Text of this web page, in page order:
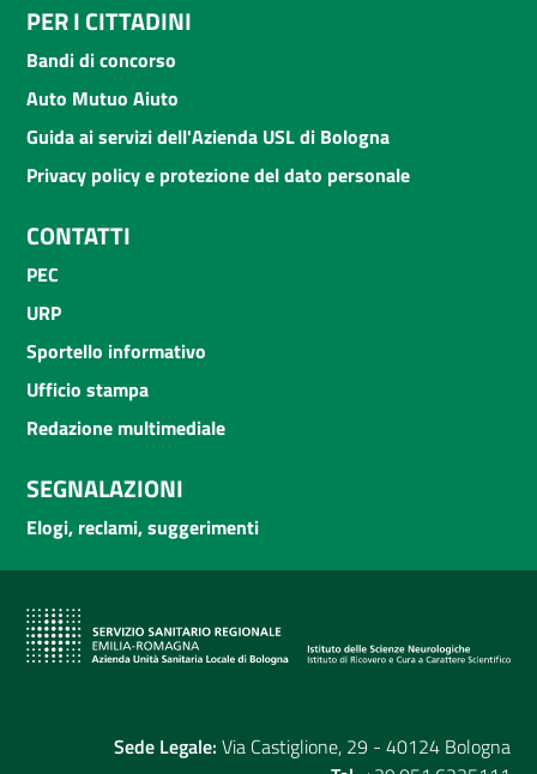
PER I CITTADINI
Bandi di concorso
Auto Mutuo Aiuto
Guida ai servizi dell'Azienda USL di Bologna
Privacy policy e protezione del dato personale
CONTATTI
PEC
URP
Sportello informativo
Ufficio stampa
Redazione multimediale
SEGNALAZIONI
Elogi, reclami, suggerimenti
Sede Legale: Via Castiglione, 29 - 40124 Bologna